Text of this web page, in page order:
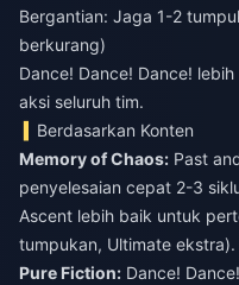
Bergantian: Jaga 1-2
berkurang)
Dance! Dance! Dance!
aksi seluruh tim.
Berdasarkan Konten
Memory of Chaos: Past
penyelesaian cepat 2-3
Ascent lebih baik untuk
tumpukan, Ultimate ekstra).
Pure Fiction: Dance!